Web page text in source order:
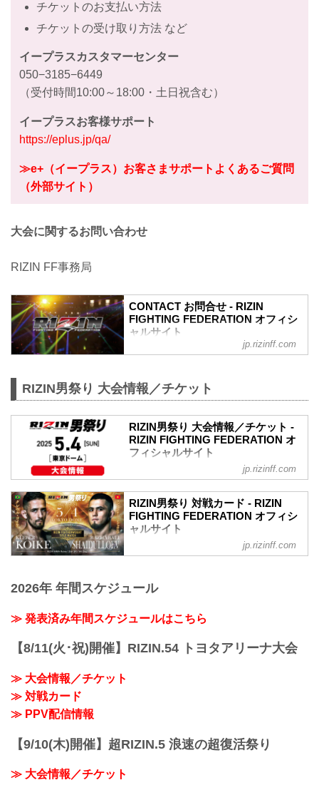
チケットのお支払い方法
チケットの受け取り方法 など
イープラスカスタマーセンター
050−3185−6449
（受付時間10:00～18:00・土日祝含む）
イープラスお客様サポート
https://eplus.jp/qa/
≫e+（イープラス）お客さまサポートよくあるご質問
（外部サイト）
大会に関するお問い合わせ
RIZIN FF事務局
CONTACT お問合せ - RIZIN
FIGHTING FEDERATION オフィシ
ャルサイト
jp.rizinff.com
RIZIN男祭り 大会情報／チケット
RIZIN男祭り 大会情報／チケット -
RIZIN FIGHTING FEDERATION オ
フィシャルサイト
いた本大会は、以下の通り名称を改めま
す。
旧：THE MATCH 2（ザ マッチツー）
新：RIZIN男祭り（ライジンおとこまつ
開催日時
14:00開始（予定）
RIZIN FFオフィシャルサイトにてご案内
...
jp.rizinff.com
RIZIN男祭り 対戦カード - RIZIN
FIGHTING FEDERATION オフィシ
ャルサイト
す。
↓
り）
フェザー級タイトルマッチ／クレベル・
ェイドゥラエフ
ヒロヤ vs. 篠塚辰樹
jp.rizinff.com
2026年 年間スケジュール
≫ 発表済み年間スケジュールはこちら
【8/11(火･祝)開催】RIZIN.54 トヨタアリーナ大会
≫ 大会情報／チケット
≫ 対戦カード
≫ PPV配信情報
【9/10(木)開催】超RIZIN.5 浪速の超復活祭り
≫ 大会情報／チケット